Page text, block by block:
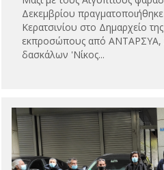
Δεκεμβρίου
Κερατσινίου στο Δημαρχείο
εκπροσώπους από ΑΝΤΑΡΣΥΑ,
δασκάλων 'Νίκος...